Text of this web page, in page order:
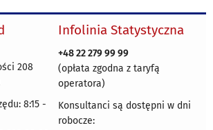
208
8:15 -
Infolinia Statystyczna
+48 22 279 99 99
(opłata zgodna z taryfą
operatora)
Konsultanci są dostępni w dni
robocze: